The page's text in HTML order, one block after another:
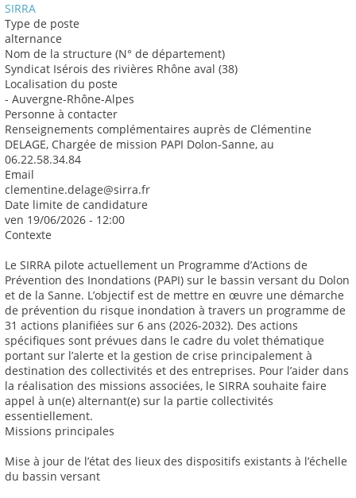
SIRRA
Type de poste
alternance
Nom de la structure (N° de département)
Syndicat Isérois des rivières Rhône aval (38)
Localisation du poste
- Auvergne-Rhône-Alpes
Personne à contacter
Renseignements complémentaires auprès de Clémentine
DELAGE, Chargée de mission PAPI Dolon-Sanne, au
06.22.58.34.84
Email
clementine.delage@sirra.fr
Date limite de candidature
ven 19/06/2026 - 12:00
Contexte
Le SIRRA pilote actuellement un Programme d’Actions de
Prévention des Inondations (PAPI) sur le bassin versant du Dolon
et de la Sanne. L’objectif est de mettre en œuvre une démarche
de prévention du risque inondation à travers un programme de
31 actions planifiées sur 6 ans (2026-2032). Des actions
spécifiques sont prévues dans le cadre du volet thématique
portant sur l’alerte et la gestion de crise principalement à
destination des collectivités et des entreprises. Pour l’aider dans
la réalisation des missions associées, le SIRRA souhaite faire
appel à un(e) alternant(e) sur la partie collectivités
essentiellement.
Missions principales
Mise à jour de l’état des lieux des dispositifs existants à l’échelle
du bassin versant